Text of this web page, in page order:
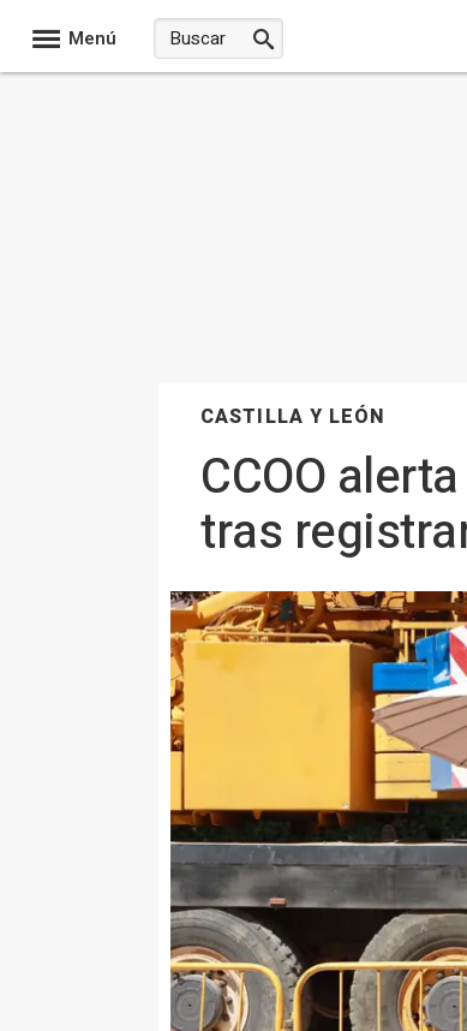
Menú
CASTILLA Y LEÓN
CCOO
tras